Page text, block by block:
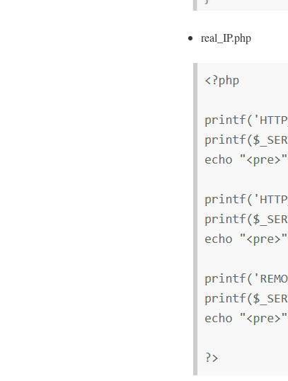
real_IP.php